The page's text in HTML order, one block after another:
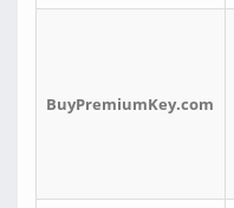
BuyPremiumKey.com